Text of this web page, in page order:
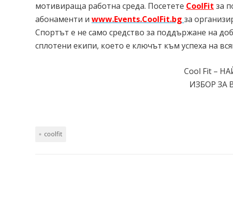
мотивираща работна среда. Посетете CoolFit за
абонаменти и www.Events.CoolFit.bg за
Спортът е не само средство за поддържане на
сплотени екипи, което е ключът към успеха на
Cool Fit –
ИЗБОР ЗА
coolfit